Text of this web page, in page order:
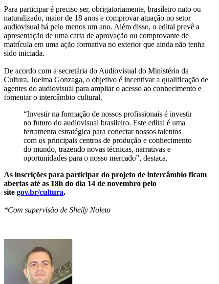
Para participar é preciso ser, obrigatoriamente, brasileiro nato ou
naturalizado, maior de 18 anos e comprovar atuação no setor
audiovisual há pelo menos um ano. Além disso, o edital prevê a
apresentação de uma carta de aprovação ou comprovante de
matrícula em uma ação formativa no exterior que ainda não tenha
sido iniciada.
De acordo com a secretária do Audiovisual do Ministério da
Cultura, Joelma Gonzaga, o objetivo é incentivar a qualificação de
agentes do audiovisual para ampliar o acesso ao conhecimento e
fomentar o intercâmbio cultural.
“Investir na formação de nossos profissionais é investir
no futuro do audiovisual brasileiro. Este edital é uma
ferramenta estratégica para conectar nossos talentos
com os principais centros de produção e conhecimento
do mundo, trazendo novas técnicas, narrativas e
oportunidades para o nosso mercado”, destaca.
As inscrições para participar do projeto de intercâmbio ficam
abertas até as 18h do dia 14 de novembro pelo
site gov.br/cultura.
*Com supervisão de Sheily Noleto